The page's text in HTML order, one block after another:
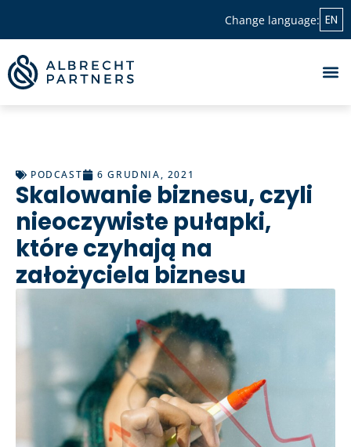
Change language: EN
PODCAST 6 GRUDNIA, 2021
Skalowanie biznesu, czyli
nieoczywiste pułapki,
które czyhają na
założyciela biznesu